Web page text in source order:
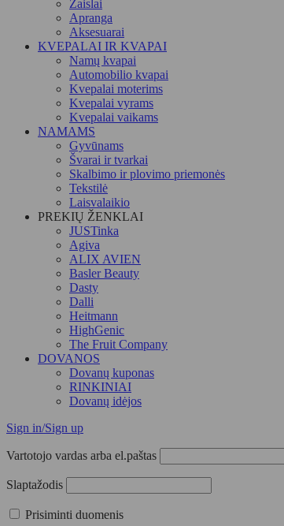
Žaislai
Apranga
Aksesuarai
KVEPALAI IR KVAPAI
Namų kvapai
Automobilio kvapai
Kvepalai moterims
Kvepalai vyrams
Kvepalai vaikams
NAMAMS
Gyvūnams
Švarai ir tvarkai
Skalbimo ir plovimo priemonės
Tekstilė
Laisvalaikio
PREKIŲ ŽENKLAI
JUSTinka
Agiva
ALIX AVIEN
Basler Beauty
Dasty
Dalli
Heitmann
HighGenic
The Fruit Company
DOVANOS
Dovanų kuponas
RINKINIAI
Dovanų idėjos
Sign in/Sign up
Vartotojo vardas arba el.paštas
Slaptažodis
Prisiminti duomenis